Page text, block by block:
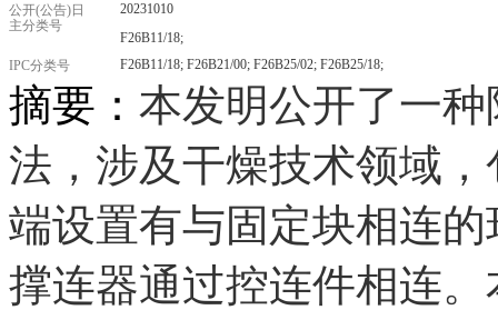
公开(公告)日
20231010
主分类号
F26B11/18;
IPC分类号
F26B11/18; F26B21/00; F26B25/02; F26B25/18;
摘要： 本发明公开了一种
法，涉及干燥技术领域
端设置有与固定块相连
撑连器通过控连件相连